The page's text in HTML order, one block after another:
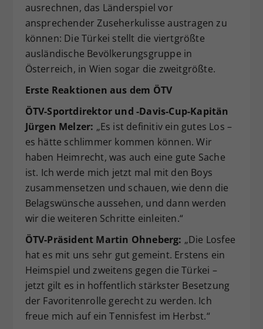
ausrechnen, das Länderspiel vor
ansprechender Zuseherkulisse austragen zu
können: Die Türkei stellt die viertgrößte
ausländische Bevölkerungsgruppe in
Österreich, in Wien sogar die zweitgrößte.
Erste Reaktionen aus dem ÖTV
ÖTV-Sportdirektor und -Davis-Cup-Kapitän
Jürgen Melzer: „Es ist definitiv ein gutes Los –
es hätte schlimmer kommen können. Wir
haben Heimrecht, was auch eine gute Sache
ist. Ich werde mich jetzt mal mit den Boys
zusammensetzen und schauen, wie denn die
Belagswünsche aussehen, und dann werden
wir die weiteren Schritte einleiten.“
ÖTV-Präsident Martin Ohneberg: „Die Losfee
hat es mit uns sehr gut gemeint. Erstens ein
Heimspiel und zweitens gegen die Türkei –
jetzt gilt es in hoffentlich stärkster Besetzung
der Favoritenrolle gerecht zu werden. Ich
freue mich auf ein Tennisfest im Herbst.“